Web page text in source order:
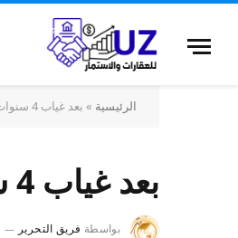
الرئيسية » بعد غياب 4 سنوات.. لعبة “فورتنايت” تعود إلى الهواتف المحمولة
بعد غياب 4 سنوات.. لعبة “فورتنايت” تعود إلى الهواتف المحمولة
بواسطة فريق التحرير